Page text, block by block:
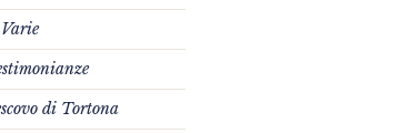
Varie
di Tortona